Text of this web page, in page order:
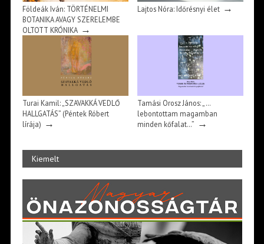
Földeák Iván: TÖRTÉNELMI
BOTANIKA AVAGY SZERELEMBE
OLTOTT KRÓNIKA→
Lajtos Nóra: Időrésnyi élet→
Turai Kamil: „SZAVAKKÁ VEDLŐ
HALLGATÁS” (Péntek Róbert
lírája) →
Tamási Orosz János: „…
lebontottam magamban
minden kőfalat…” →
Kiemelt